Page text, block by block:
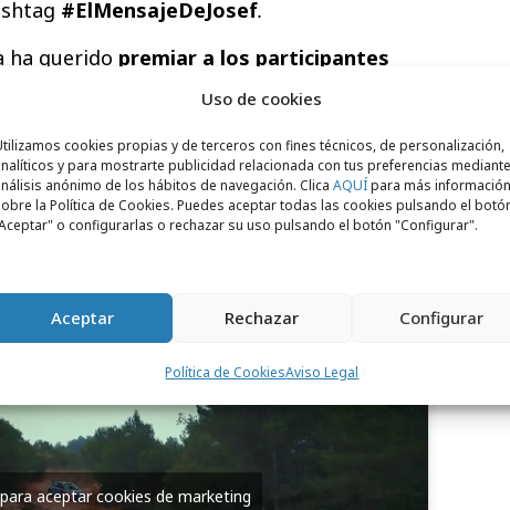
Uso de cookies
cookies propias y de terceros con fines técnicos, de personalización,
y para mostrarte publicidad relacionada con tus preferencias
anónimo de los hábitos de navegación. Clica AQUÍpara más información
la Política de Cookies. Puedes aceptar todas las cookies pulsando el
o configurarlas o rechazar su uso pulsando el botón "Configurar".
Aceptar Rechazar Configurar
Política de CookiesAviso Legal
#ElMensajeDeJosef.
ha querido premiar a los participantes
el mensaje
escrito por Josef
junto a Dani Sordo, uno de los
Hyundai Motorsport desde 2014,
numerosos podios como la
Rally de España a manos del Hyundai
aceptar cookies de marketing